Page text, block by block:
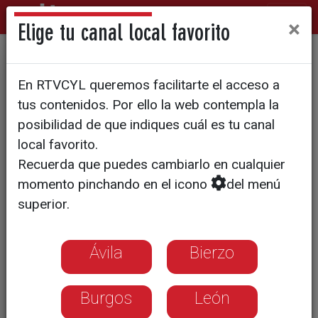
Las sirenas de plata
El CNS Fabio Nelli se ha proclamado
subcampeón de España júnior en rutina
acrobática. Es la guinda de un invierno
en el que han seguido peleando con los
Elige tu canal local favorito ×
En RTVCYL queremos facilitarte el acceso a
tus contenidos. Por ello la web contempla la
posibilidad de que indiques cuál es tu canal
local favorito.
Recuerda que puedes cambiarlo en cualquier
momento pinchando en el icono
del menú
superior.
Ávila Bierzo
Burgos León